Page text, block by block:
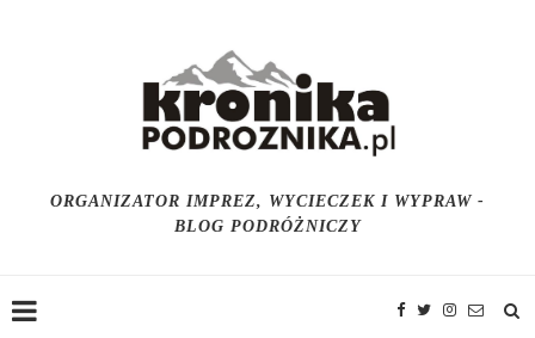
ORGANIZATOR IMPREZ, WYCIECZEK I WYPRAW -
BLOG PODRÓŻNICZY